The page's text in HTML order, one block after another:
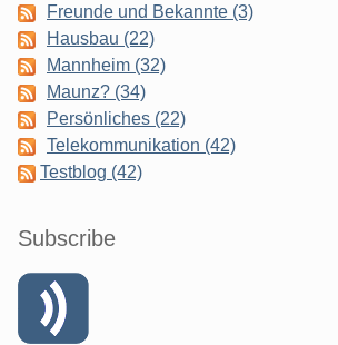
Freunde und Bekannte (3)
Hausbau (22)
Mannheim (32)
Maunz? (34)
Persönliches (22)
Telekommunikation (42)
Testblog (42)
Subscribe